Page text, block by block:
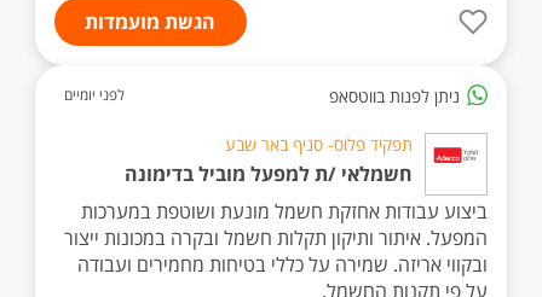
הגשת מועמדות
ניתן לפנות בווטסאפ לפני יומיים
תפקיד פלוס- סניף באר שבע
חשמלאי /ת למפעל מוביל בדימונה
ביצוע עבודות אחזקת חשמל מונעת ושוטפת במערכות
המפעל. איתור ותיקון תקלות חשמל ובקרה במכונות ייצור
ובקווי אריזה. שמירה על כללי בטיחות מחמירים ועבודה
על פי תקנות החשמל.